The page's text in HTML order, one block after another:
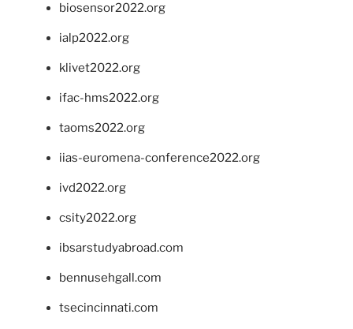
biosensor2022.org
ialp2022.org
klivet2022.org
ifac-hms2022.org
taoms2022.org
iias-euromena-conference2022.org
ivd2022.org
csity2022.org
ibsarstudyabroad.com
bennusehgall.com
tsecincinnati.com